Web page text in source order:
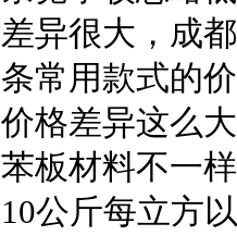
差异很大，成
条常用款式的
价格差异这么
苯板材料不一
10公斤每立方